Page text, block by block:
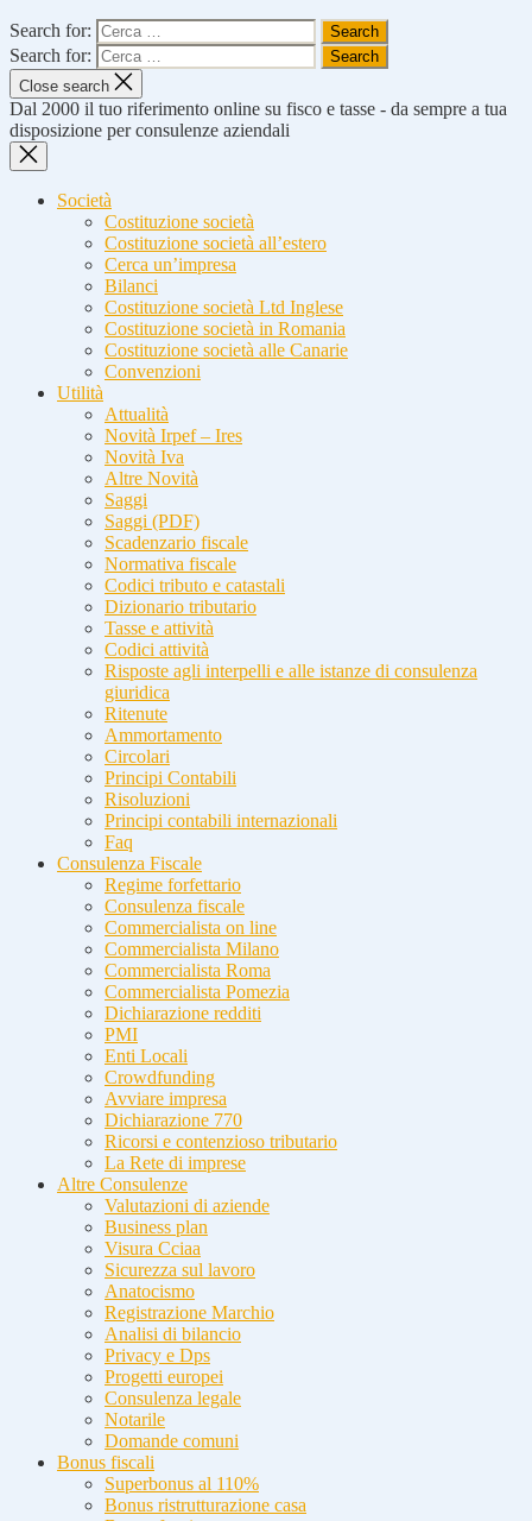
Search for:
Search for:
Close search
Dal 2000 il tuo riferimento online su fisco e tasse - da sempre a tua
disposizione per consulenze aziendali
Società
Costituzione società
Costituzione società all’estero
Cerca un’impresa
Bilanci
Costituzione società Ltd Inglese
Costituzione società in Romania
Costituzione società alle Canarie
Convenzioni
Utilità
Attualità
Novità Irpef – Ires
Novità Iva
Altre Novità
Saggi
Saggi (PDF)
Scadenzario fiscale
Normativa fiscale
Codici tributo e catastali
Dizionario tributario
Tasse e attività
Codici attività
Risposte agli interpelli e alle istanze di consulenza
giuridica
Ritenute
Ammortamento
Circolari
Principi Contabili
Risoluzioni
Principi contabili internazionali
Faq
Consulenza Fiscale
Regime forfettario
Consulenza fiscale
Commercialista on line
Commercialista Milano
Commercialista Roma
Commercialista Pomezia
Dichiarazione redditi
PMI
Enti Locali
Crowdfunding
Avviare impresa
Dichiarazione 770
Ricorsi e contenzioso tributario
La Rete di imprese
Altre Consulenze
Valutazioni di aziende
Business plan
Visura Cciaa
Sicurezza sul lavoro
Anatocismo
Registrazione Marchio
Analisi di bilancio
Privacy e Dps
Progetti europei
Consulenza legale
Notarile
Domande comuni
Bonus fiscali
Superbonus al 110%
Bonus ristrutturazione casa